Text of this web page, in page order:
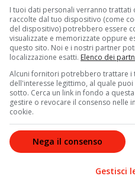
Incontro Mediterraneo a
non ha desistito
guerra che sta colpendo
già lanciato i suoi appelli
che incombe ancora in
la guerra“. Abbiamo pregato
oggi chiede di non
I tuoi dati personali verranno trattati
raccolte dal tuo dispositivo (come
del dispositivo) potrebbero essere
visualizzate e memorizzate oppure
questo sito. Noi e i nostri partner
localizzazione esatti. Elenco dei
Alcuni fornitori potrebbero trattare i
dell'interesse legittimo, al quale
sotto. Cerca un link in fondo a
gestire o revocare il consenso nelle
cookie.
Nega il consenso
Gestisci